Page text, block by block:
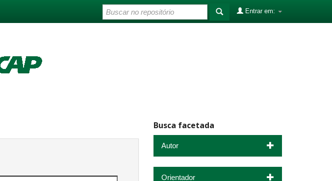
Entrar em:
Busca facetada
Autor
Orientador